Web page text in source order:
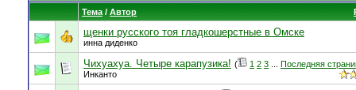
Тема / Автор
щенки русского тоя гладкошерстные в Омске
инна диденко
Чихуахуа. Четыре карапузика! ( 1 2 3
Последняя
Инканто